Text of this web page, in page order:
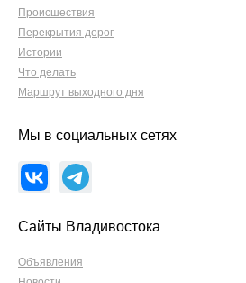
Происшествия
Перекрытия дорог
Истории
Что делать
Маршрут выходного дня
Мы в социальных сетях
Сайты Владивостока
Объявления